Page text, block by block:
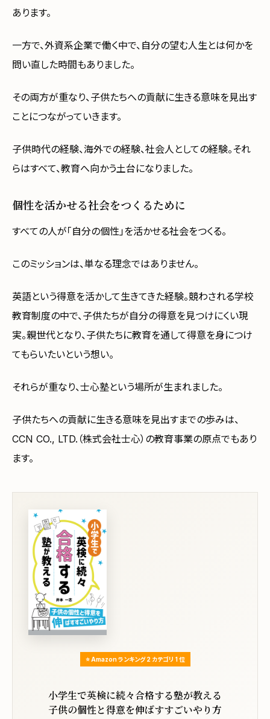
あります。
一方で、外資系企業で働く中で、自分の望む人生とは何かを
問い直した時間もありました。
その両方が重なり、子供たちへの貢献に生きる意味を見出す
ことにつながっていきます。
子供時代の経験、海外での経験、社会人としての経験。それ
らはすべて、教育へ向かう土台になりました。
個性を活かせる社会をつくるために
すべての人が「自分の個性」を活かせる社会をつくる。
このミッションは、単なる理念ではありません。
英語という得意を活かして生きてきた経験。競わされる学校
教育制度の中で、子供たちが自分の得意を見つけにくい現
実。親世代となり、子供たちに教育を通して得意を身につけ
てもらいたいという想い。
それらが重なり、士心塾という場所が生まれました。
子供たちへの貢献に生きる意味を見出すまでの歩みは、
CCN CO., LTD.（株式会社士心）の教育事業の原点でもあり
ます。
⭐ Amazon ランキング 2 カテゴリ 1 位
小学生で英検に続々合格する塾が教える
子供の個性と得意を伸ばすすごいやり方